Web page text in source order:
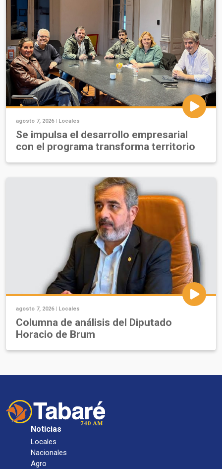
agosto 7, 2026 | Locales
Se impulsa el desarrollo empresarial
con el programa transforma territorio
agosto 7, 2026 | Locales
Columna de análisis del Diputado
Horacio de Brum
Noticias
Locales
Nacionales
Agro